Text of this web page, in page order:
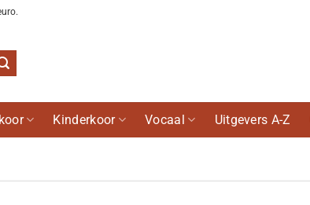
Kinderkoor Vocaal Uitgevers A-Z